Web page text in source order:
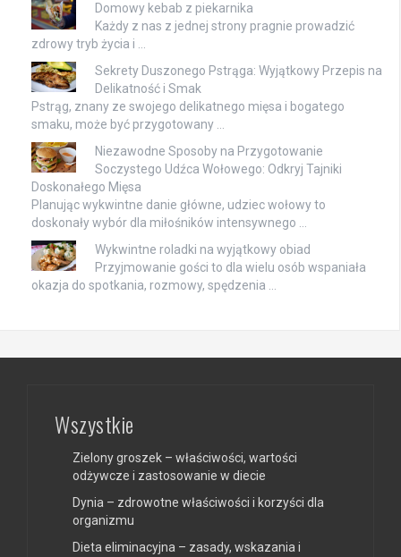
Domowy kebab z piekarnika
Każdy z nas z jednej strony pragnie prowadzić
zdrowy tryb życia i …
Sekrety Duszonego Pstrąga: Wyjątkowy Przepis na
Delikatność i Smak
Pstrąg, znany ze swojego delikatnego mięsa i bogatego
smaku, może być przygotowany …
Niezawodne Sposoby na Przygotowanie
Soczystego Udźca Wołowego: Odkryj Tajniki
Doskonałego Mięsa
Planując wykwintne danie główne, udziec wołowy to
doskonały wybór dla miłośników intensywnego …
Wykwintne roladki na wyjątkowy obiad
Przyjmowanie gości to dla wielu osób wspaniała
okazja do spotkania, rozmowy, spędzenia …
Wszystkie
Zielony groszek – właściwości, wartości
odżywcze i zastosowanie w diecie
Dynia – zdrowotne właściwości i korzyści dla
organizmu
Dieta eliminacyjna – zasady, wskazania i